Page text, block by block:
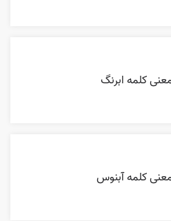
کلمه ابرنگ
کلمه آبنوس